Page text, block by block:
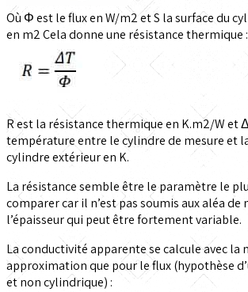
Où Φ est le flux en W/m2 et S la surface du
en m2 Cela donne une résistance thermique :
R est la résistance thermique en K.m2/W et
température entre le cylindre de mesure et
cylindre extérieur en K.
La résistance semble être le paramètre le
comparer car il n’est pas soumis aux aléa de
l’épaisseur qui peut être fortement variable.
La conductivité apparente se calcule avec la
approximation que pour le flux (hypothèse
et non cylindrique) :